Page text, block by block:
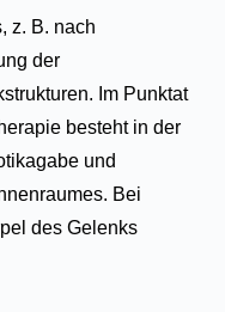
z. B. nach
der
Im Punktat
besteht in der
und
Bei
des Gelenks